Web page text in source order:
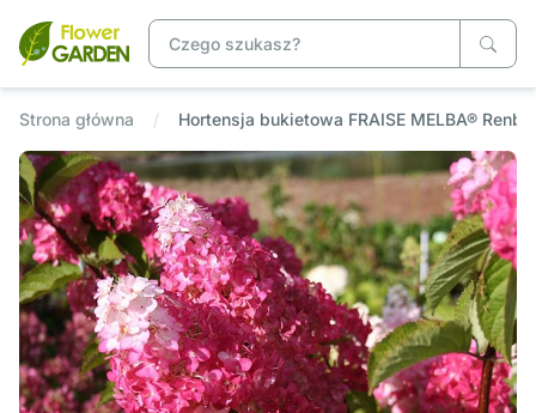
Strona główna Hortensja bukietowa FRAISE MELBA® Renba